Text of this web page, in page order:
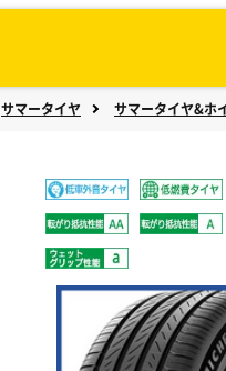
サマータイヤ サマータイヤ&ホ